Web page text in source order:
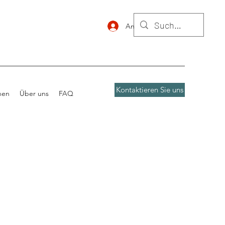
Anmelden
Über uns FAQ Kontaktieren Sie uns